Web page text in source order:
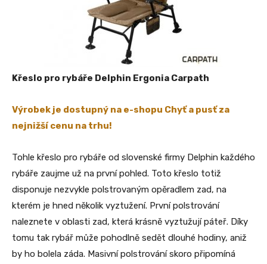
Křeslo pro rybáře Delphin Ergonia Carpath
Výrobek je dostupný na e-shopu Chyť a pusť za
nejnižší cenu na trhu!
Tohle křeslo pro rybáře od slovenské firmy Delphin každého
rybáře zaujme už na první pohled. Toto křeslo totiž
disponuje nezvykle polstrovaným opěradlem zad, na
kterém je hned několik vyztužení. První polstrování
naleznete v oblasti zad, která krásně vyztužují páteř. Díky
tomu tak rybář může pohodlně sedět dlouhé hodiny, aniž
by ho bolela záda. Masivní polstrování skoro připomíná